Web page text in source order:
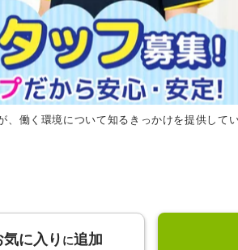
、働く環境について知るきっかけを提供して
気に入り に追加